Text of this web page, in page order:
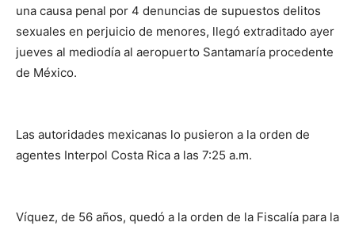
una causa penal por 4 denuncias de supuestos delitos
sexuales en perjuicio de menores, llegó extraditado ayer
jueves al mediodía al aeropuerto Santamaría procedente
de México.
Las autoridades mexicanas lo pusieron a la orden de
agentes Interpol Costa Rica a las 7:25 a.m.
Víquez, de 56 años, quedó a la orden de la Fiscalía para la